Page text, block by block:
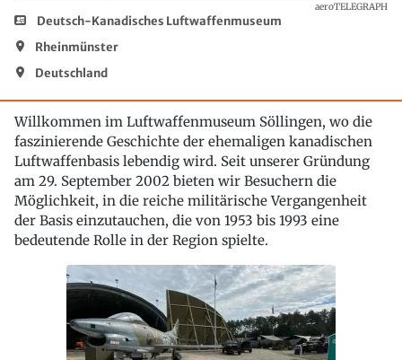
aeroTELEGRAPH
Deutsch-Kanadisches Luftwaffenmuseum
Rheinmünster
Deutschland
Willkommen im Luftwaffenmuseum Söllingen, wo die
faszinierende Geschichte der ehemaligen kanadischen
Luftwaffenbasis lebendig wird. Seit unserer Gründung
am 29. September 2002 bieten wir Besuchern die
Möglichkeit, in die reiche militärische Vergangenheit
der Basis einzutauchen, die von 1953 bis 1993 eine
bedeutende Rolle in der Region spielte.